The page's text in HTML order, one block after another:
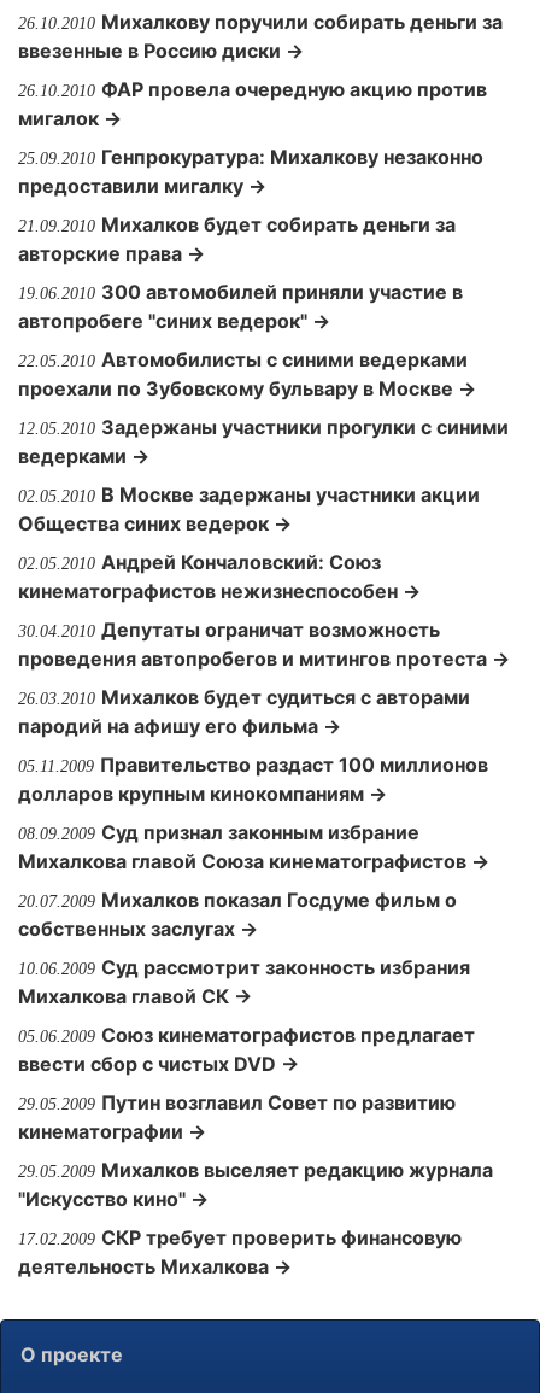
26.10.2010 Михалкову поручили собирать деньги за
ввезенные в Россию диски →
26.10.2010 ФАР провела очередную акцию против
мигалок →
25.09.2010 Генпрокуратура: Михалкову незаконно
предоставили мигалку →
21.09.2010 Михалков будет собирать деньги за
авторские права →
19.06.2010 300 автомобилей приняли участие в
автопробеге "синих ведерок" →
22.05.2010 Автомобилисты с синими ведерками
проехали по Зубовскому бульвару в Москве →
12.05.2010 Задержаны участники прогулки с синими
ведерками →
02.05.2010 В Москве задержаны участники акции
Общества синих ведерок →
02.05.2010 Андрей Кончаловский: Союз
кинематографистов нежизнеспособен →
30.04.2010 Депутаты ограничат возможность
проведения автопробегов и митингов протеста →
26.03.2010 Михалков будет судиться с авторами
пародий на афишу его фильма →
05.11.2009 Правительство раздаст 100 миллионов
долларов крупным кинокомпаниям →
08.09.2009 Суд признал законным избрание
Михалкова главой Союза кинематографистов →
20.07.2009 Михалков показал Госдуме фильм о
собственных заслугах →
10.06.2009 Суд рассмотрит законность избрания
Михалкова главой СК →
05.06.2009 Союз кинематографистов предлагает
ввести сбор с чистых DVD →
29.05.2009 Путин возглавил Совет по развитию
кинематографии →
29.05.2009 Михалков выселяет редакцию журнала
"Искусство кино" →
17.02.2009 СКР требует проверить финансовую
деятельность Михалкова →
О проекте